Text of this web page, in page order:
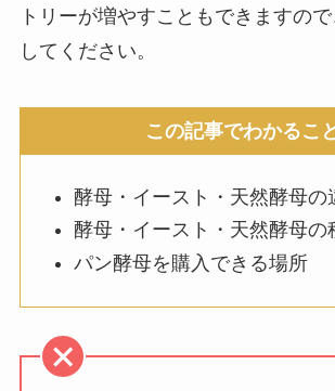
トリーが増やすこともできますの
してください。
この記事でわかるこ
酵母・イースト・天然酵母の
酵母・イースト・天然酵母の
パン酵母を購入できる場所